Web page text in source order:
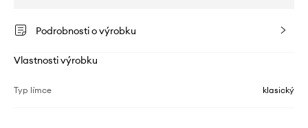
Podrobnosti o výrobku
Vlastnosti výrobku
Typ límce klasický